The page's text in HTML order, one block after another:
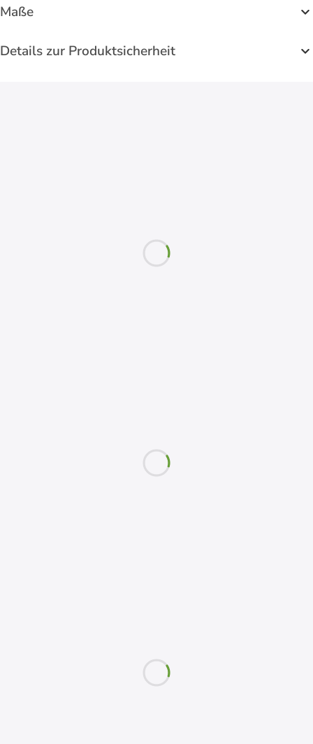
Maße
Details zur Produktsicherheit